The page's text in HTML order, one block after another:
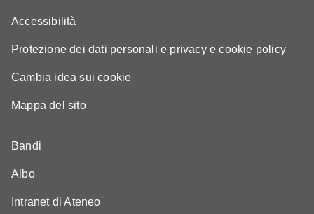
Accessibilità
Protezione dei dati personali e privacy e cookie policy
Cambia idea sui cookie
Mappa del sito
Bandi
Albo
Intranet di Ateneo